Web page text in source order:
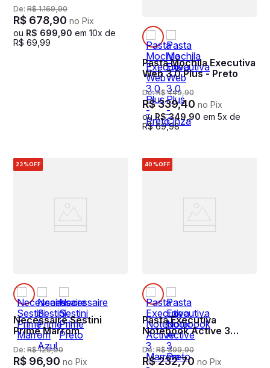
Smart II - Preto
De: R$ 1.169,90
R$ 678,90 no Pix
ou R$ 699 90 em 10x de
R$ 69 99
Pasta Mochila Executiva
Web 3.0 Plus - Preto
De:R$ 449,90
R$339,40 no Pix
ou R$ 349 90 em 5x de
R$ 69,98
23%OFF
Necessaire Sestini
Prime Marrom
De: R$ 129,90
R$ 96,90 no Pix
40%OFF
Pasta Executiva
Notebook Active 3
Marrom - Café
De: R$ 399,90
R$232,70 no Pix